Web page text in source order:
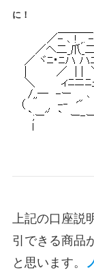
に！
上記の口座説
引できる商品
と思います。